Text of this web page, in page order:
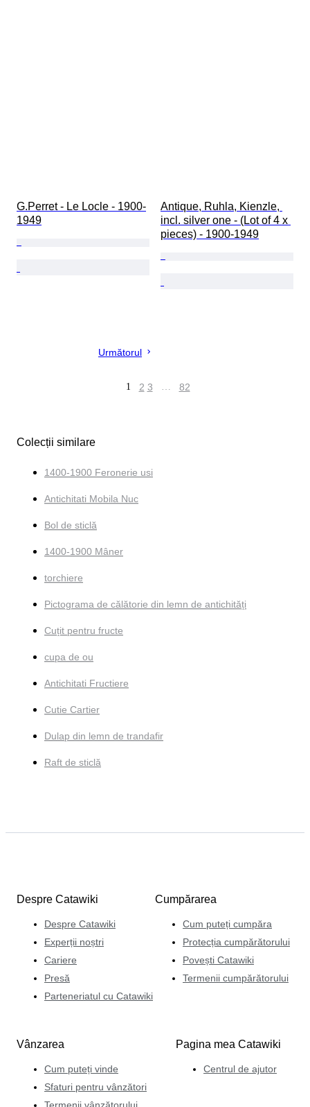
G.Perret - Le Locle - 1900-
1949
Antique, Ruhla, Kienzle,
incl. silver one - (Lot of 4 x
pieces) - 1900-1949
Următorul
1 2 3 … 82
Colecții similare
1400-1900 Feronerie usi
Antichitati Mobila Nuc
Bol de sticlă
1400-1900 Mâner
torchiere
Pictograma de călătorie din lemn de antichități
Cuțit pentru fructe
cupa de ou
Antichitati Fructiere
Cutie Cartier
Dulap din lemn de trandafir
Raft de sticlă
Despre Catawiki
Despre Catawiki
Experții noștri
Cariere
Presă
Parteneriatul cu Catawiki
Cumpărarea
Cum puteți cumpăra
Protecția cumpărătorului
Povești Catawiki
Termenii cumpărătorului
Vânzarea
Cum puteți vinde
Sfaturi pentru vânzători
Pagina mea Catawiki
Centrul de ajutor